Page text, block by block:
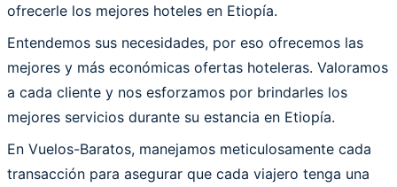
ofrecerle los mejores hoteles en Etiopía.
Entendemos sus necesidades, por eso ofrecemos las
mejores y más económicas ofertas hoteleras. Valoramos
a cada cliente y nos esforzamos por brindarles los
mejores servicios durante su estancia en Etiopía.
En Vuelos-Baratos, manejamos meticulosamente cada
transacción para asegurar que cada viajero tenga una